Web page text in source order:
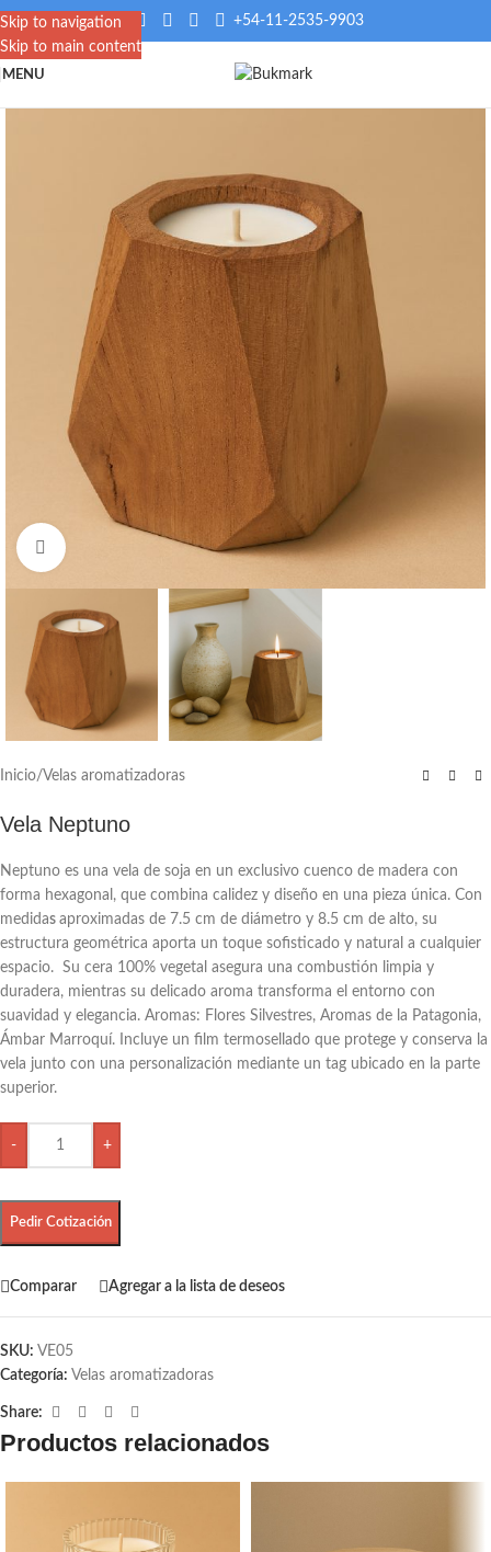
Skip to navigation
Skip to main content
+54-11-2535-9903
MENU
Click to enlarge
Inicio/Velas aromatizadoras
Vela Neptuno
Neptuno es una vela de soja en un exclusivo cuenco de madera con
forma hexagonal, que combina calidez y diseño en una pieza única. Con
medidas aproximadas de 7.5 cm de diámetro y 8.5 cm de alto, su
estructura geométrica aporta un toque sofisticado y natural a cualquier
espacio. Su cera 100% vegetal asegura una combustión limpia y
duradera, mientras su delicado aroma transforma el entorno con
suavidad y elegancia. Aromas: Flores Silvestres, Aromas de la Patagonia,
Ámbar Marroquí. Incluye un film termosellado que protege y conserva la
vela junto con una personalización mediante un tag ubicado en la parte
superior.
- +
Pedir Cotización
Comparar Agregar a la lista de deseos
SKU: VE05
Categoría: Velas aromatizadoras
Share:
Productos relacionados